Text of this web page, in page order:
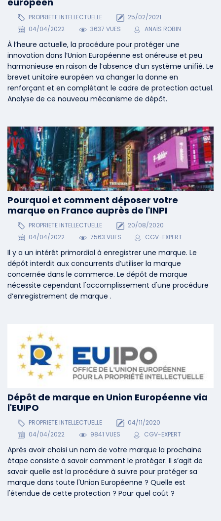
Dépôt de marque en Union Européenne via
l'EUIPO
PROPRIETE INTELLECTUELLE
04/11/2020
04/04/2022
9841 VUES CGV-EXPERT
Après avoir choisi un nom de votre marque la prochaine
étape consiste à savoir comment le protéger. Il s’agit de
savoir quelle est la procédure à suivre pour protéger sa
marque dans toute l'Union Européenne ? Quelle est
l'étendue de cette protection ? Pour quel coût ?
Pourquoi et comment déposer votre
marque en France auprès de l'INPI
PROPRIETE INTELLECTUELLE
20/08/2020
04/04/2022
7563 VUES CGV-EXPERT
Il y a un intérêt primordial à enregistrer une marque. Le
dépôt interdit aux concurrents d’utiliser la marque
concernée dans le commerce. Le dépôt de marque
nécessite cependant l'accomplissement d'une procédure
d’enregistrement de marque .
PROPRIETE INTELLECTUELLE
25/02/2021
04/04/2022
3637 VUES ANAÏS ROBIN
À l’heure actuelle, la procédure pour protéger une
innovation dans l’Union Européenne est onéreuse et peu
harmonieuse en raison de l’absence d’un système unifié. Le
brevet unitaire européen va changer la donne en
renforçant et en complétant le cadre de protection actuel.
Analyse de ce nouveau mécanisme de dépôt.